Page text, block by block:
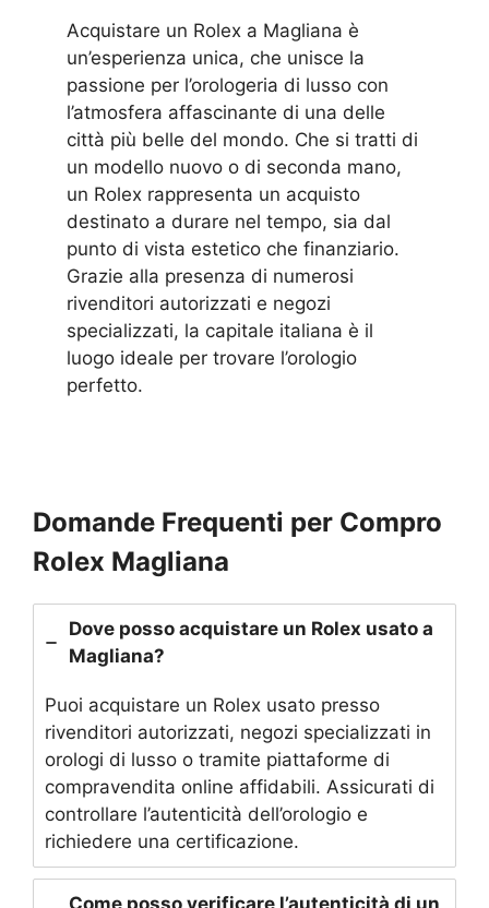
Acquistare un Rolex a Magliana è
un’esperienza unica, che unisce la
passione per l’orologeria di lusso con
l’atmosfera affascinante di una delle
città più belle del mondo. Che si tratti di
un modello nuovo o di seconda mano,
un Rolex rappresenta un acquisto
destinato a durare nel tempo, sia dal
punto di vista estetico che finanziario.
Grazie alla presenza di numerosi
rivenditori autorizzati e negozi
specializzati, la capitale italiana è il
luogo ideale per trovare l’orologio
perfetto.
Domande Frequenti per Compro
Rolex Magliana
Dove posso acquistare un Rolex usato a
Magliana?
Puoi acquistare un Rolex usato presso
rivenditori autorizzati, negozi specializzati in
orologi di lusso o tramite piattaforme di
compravendita online affidabili. Assicurati di
controllare l’autenticità dell’orologio e
richiedere una certificazione.